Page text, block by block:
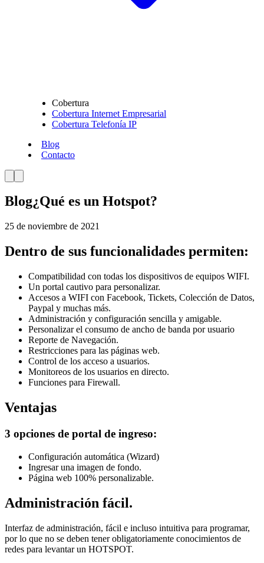
Cobertura
Cobertura Internet Empresarial
Cobertura Telefonía IP
Blog
Contacto
Blog¿Qué es un Hotspot?
25 de noviembre de 2021
Dentro de sus funcionalidades permiten:
Compatibilidad con todas los dispositivos de equipos WIFI.
Un portal cautivo para personalizar.
Accesos a WIFI con Facebook, Tickets, Colección de Datos,
Paypal y muchas más.
Administración y configuración sencilla y amigable.
Personalizar el consumo de ancho de banda por usuario
Reporte de Navegación.
Restricciones para las páginas web.
Control de los acceso a usuarios.
Monitoreos de los usuarios en directo.
Funciones para Firewall.
Ventajas
3 opciones de portal de ingreso:
Configuración automática (Wizard)
Ingresar una imagen de fondo.
Página web 100% personalizable.
Administración fácil.
Interfaz de administración, fácil e incluso intuitiva para programar,
por lo que no se deben tener obligatoriamente conocimientos de
redes para levantar un HOTSPOT.